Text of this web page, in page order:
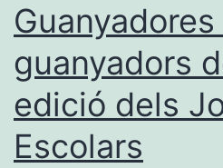
Guanyadores
guanyadors
edició dels
Escolars